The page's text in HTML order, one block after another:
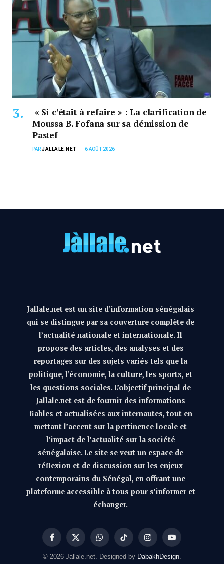
« Si c’était à refaire » : La clarification de
Moussa B. Fofana sur sa démission de
Pastef
PARJALLALE.NET 6 AOÛT 2026
Jallale.net est un site d’information sénégalais
qui se distingue par sa couverture complète de
l’actualité nationale et internationale. Il
propose des articles, des analyses et des
reportages sur des sujets variés tels que la
politique, l’économie, la culture, les sports, et
les questions sociales. L’objectif principal de
Jallale.net est de fournir des informations
fiables et actualisées aux internautes, tout en
mettant l’accent sur la pertinence locale et
l’impact de l’actualité sur la société
sénégalaise. Le site se veut un espace de
réflexion et de discussion sur les enjeux
contemporains du Sénégal, en offrant une
plateforme accessible à tous pour s’informer et
échanger.
Facebook
X
(Twitter)
WhatsAppTikTok InstagramYouTube
© 2026 Jallale.net. Designed by DabakhDesign.